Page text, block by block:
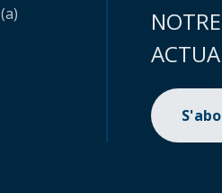
(a)
NOTRE